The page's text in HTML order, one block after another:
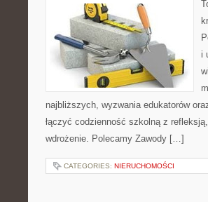
i
najbliższych, wyzwania edukatorów
łączyć codzienność szkolną z
wdrożenie. Polecamy Zawody […]
CATEGORIES: NIERUCHOMOŚCI